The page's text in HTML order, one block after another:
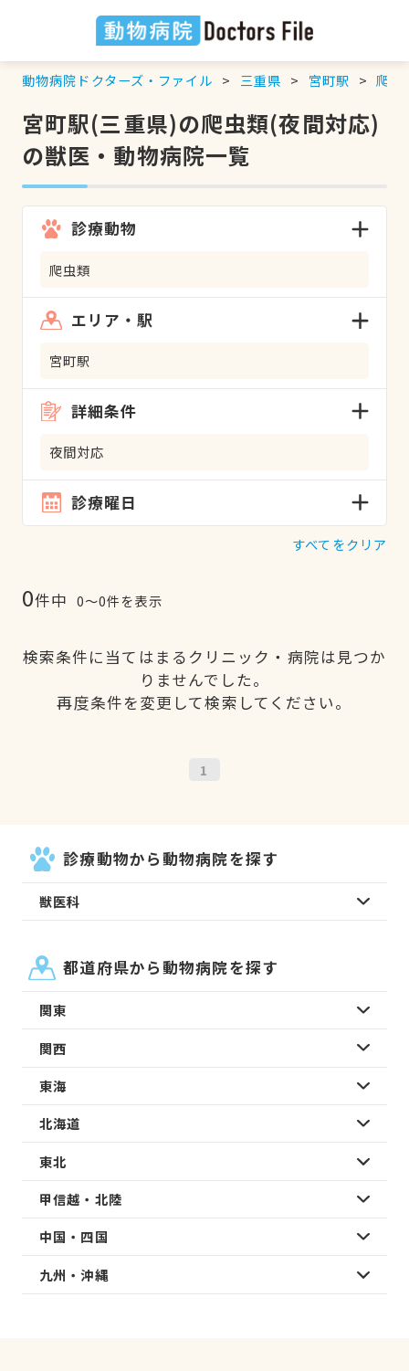
動物病院ドクターズ・ファイル 三重県 宮町駅 爬虫
宮町駅(三重県)の爬虫類(夜間対応)
の獣医・動物病院一覧
診療動物
爬虫類
エリア・駅
宮町駅
詳細条件
夜間対応
診療曜日
すべてをクリア
0件中 0〜0件を表示
検索条件に当てはまるクリニック・病院は見つか
りませんでした。
再度条件を変更して検索してください。
1
診療動物から動物病院を探す
獣医科
都道府県から動物病院を探す
関東
関西
東海
北海道
東北
甲信越・北陸
中国・四国
九州・沖縄